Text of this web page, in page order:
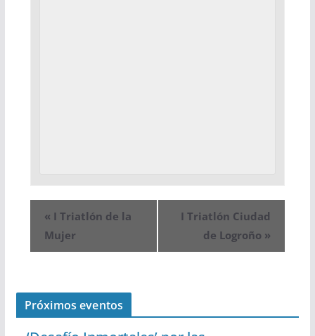
« I Triatlón de la
Mujer
I Triatlón Ciudad
de Logroño »
Próximos eventos